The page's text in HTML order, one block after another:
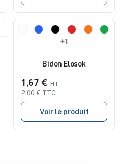
Nouveau
+1
Bidon Elosok
1,67 €
2,00 € TTC
Voir le produit